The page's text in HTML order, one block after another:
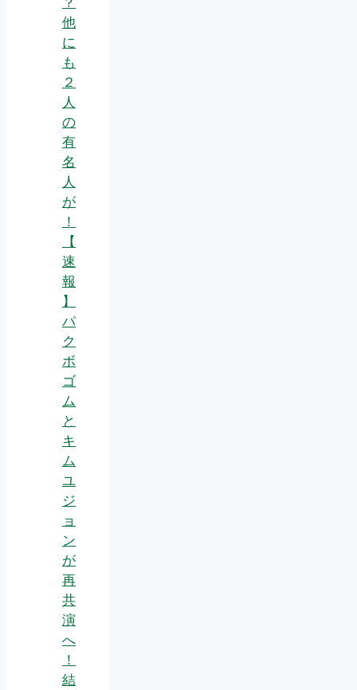
他
に
も
２
人
の
有
名
人
が
！
【
速
報
】
パ
ク
ボ
ゴ
ム
と
キ
ム
ユ
ジ
ョ
ン
が
再
共
演
へ
！
結